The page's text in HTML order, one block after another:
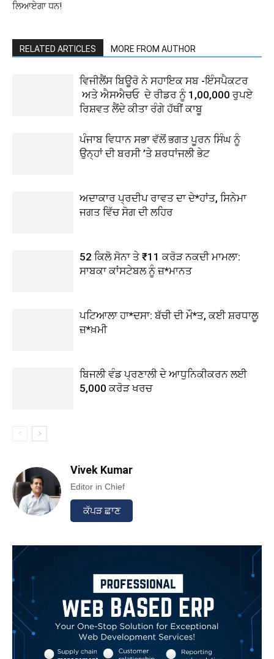
ਲਿਆਏਗਾ ਧਨ!
RELATED ARTICLES MORE FROM AUTHOR
ਵਿਜੀਲੈਂਸ ਬਿਊਰੋ ਨੇ ਸਹਾਇਕ ਸਬ -ਇੰਸਪੈਕਟਰ
ਅਤੇ ਐਸਐਚਓ ਦੇ ਰੀਡਰ ਨੂੰ 1,00,000 ਰੁਪਏ
ਰਿਸ਼ਵਤ ਲੈਂਦੇ ਕੀਤਾ ਰੰਗੇ ਹੱਥੀਂ ਕਾਬੂ
ਪੰਜਾਬ ਵਿਧਾਨ ਸਭਾ ਵੱਲੋਂ ਭਗਤ ਪੂਰਨ ਸਿੰਘ ਨੂੰ
ਉਨ੍ਹਾਂ ਦੀ ਬਰਸੀ ’ਤੇ ਸ਼ਰਧਾਂਜਲੀ ਭੇਟ
ਅਦਾਕਾਰ ਪ੍ਰਦੀਪ ਰਾਵਤ ਦਾ ਦੇ*ਹਾਂਤ, ਸਿਨੇਮਾ
ਜਗਤ ਵਿੱਚ ਸੋਗ ਦੀ ਲਹਿਰ
52 ਕਿਲੋ ਸੋਨਾ ਤੇ ₹11 ਕਰੋੜ ਨਕਦੀ ਮਾਮਲਾ:
ਸਾਬਕਾ ਕਾਂਸਟੇਬਲ ਨੂੰ ਜ਼*ਮਾਨਤ
ਪਟਿਆਲਾ ਹਾ*ਦਸਾ: ਬੱਚੀ ਦੀ ਮੌ*ਤ, ਕਈ ਸ਼ਰਧਾਲੂ
ਜ਼*ਖ਼ਮੀ
ਬਿਜਲੀ ਵੰਡ ਪ੍ਰਣਾਲੀ ਦੇ ਆਧੁਨਿਕੀਕਰਨ ਲਈ
5,000 ਕਰੋੜ ਖਰਚ
Vivek Kumar
Editor in Chief
ਕੱਪੜ ਛਾਣ